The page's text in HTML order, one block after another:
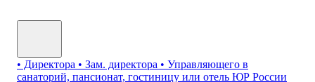
• Директора • Зам. директора • Управляющего в
санаторий, пансионат, гостиницу или отель ЮР России